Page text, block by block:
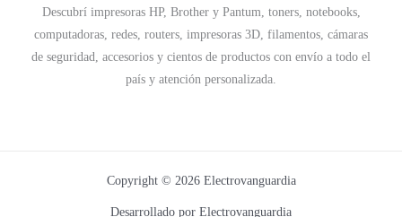
Descubrí impresoras HP, Brother y Pantum, toners, notebooks,
computadoras, redes, routers, impresoras 3D, filamentos, cámaras
de seguridad, accesorios y cientos de productos con envío a todo el
país y atención personalizada.
Copyright © 2026 Electrovanguardia
Desarrollado por Electrovanguardia